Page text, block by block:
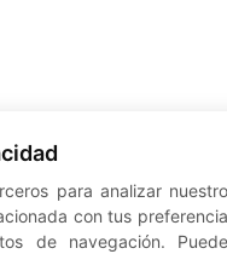
para analizar
con tus
de navegación.